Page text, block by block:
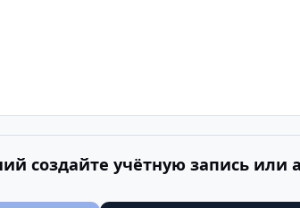
создайте учётную запись или